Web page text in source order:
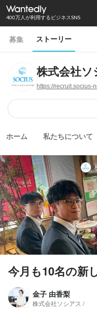
400万人が利用するビジネスSNS
募集 ストーリー
株式会社ソ
https://recruit.socius-
ホーム 私たちについて
今月も10名の新
金子 由香梨
株式会社ソシアス /